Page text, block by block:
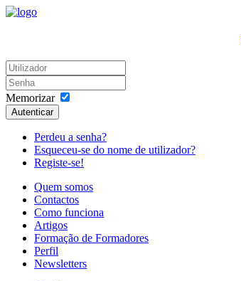
Memorizar
Autenticar
Perdeu a senha?
Esqueceu-se do nome de utilizador?
Registe-se!
Quem somos
Contactos
Como funciona
Artigos
Formação de Formadores
Perfil
Newsletters